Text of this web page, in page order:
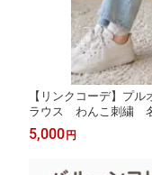
【リンクコーデ】プ
ラウス わんこ刺繍
スカイブルー オー
番組ええじゃないか！
5,000円